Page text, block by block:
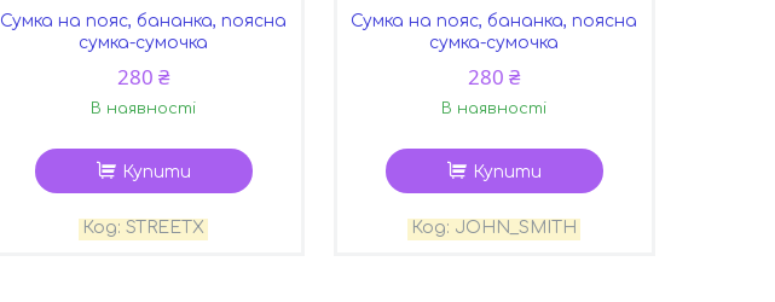
Сумка на пояс, бананка, поясна
сумка-сумочка
280 ₴
В наявності
Купити
STREETX
Сумка на пояс, бананка, поясна
сумка-сумочка
280 ₴
В наявності
Купити
JOHN_SMITH